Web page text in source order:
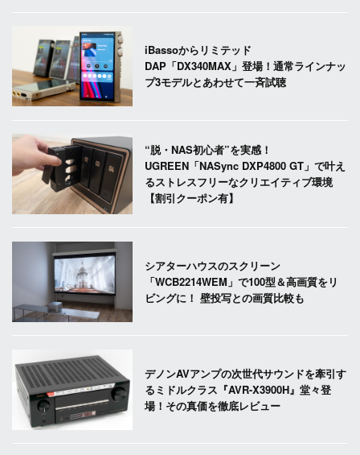
iBassoからリミテッド
DAP「DX340MAX」登場！通常ラインナッ
プ3モデルとあわせて一斉試聴
“脱・NAS初心者”を実感！
UGREEN「NASync DXP4800 GT」で叶え
るストレスフリーなクリエイティブ環境
【割引クーポン有】
シアターハウスのスクリーン
「WCB2214WEM」で100型＆高画質をリ
ビングに！ 壁投写との画質比較も
デノンAVアンプの次世代サウンドを牽引す
るミドルクラス『AVR-X3900H』堂々登
場！その真価を徹底レビュー